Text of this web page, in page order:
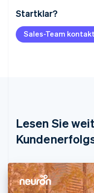
Startklar?
Sales-Team
Lesen Sie
Australien
Belgien
NederlandsFrançais
DeutschEnglish
English
简体中文English
Finnland
EnglishSvenska